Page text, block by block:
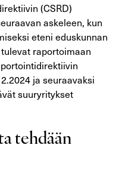
(CSRD)
askeleen, kun
eteni eduskunnan
raportoimaan
ja seuraavaksi
suuryritykset
tehdään